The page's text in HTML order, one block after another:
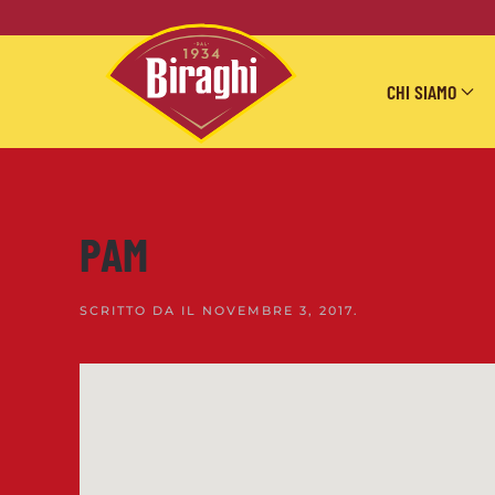
Skip to main content
CHI SIAMO
PAM
SCRITTO DA IL NOVEMBRE 3, 2017.